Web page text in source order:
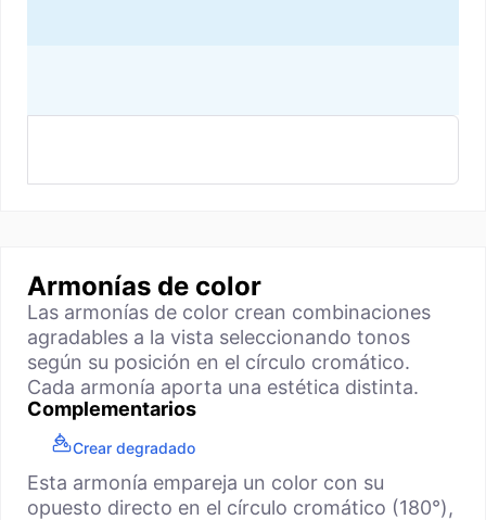
Armonías de color
Las armonías de color crean combinaciones
agradables a la vista seleccionando tonos
según su posición en el círculo cromático.
Cada armonía aporta una estética distinta.
Complementarios
Crear degradado
Esta armonía empareja un color con su
opuesto directo en el círculo cromático (180°),